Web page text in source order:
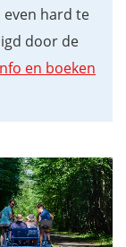
hard te
door de
en boeken